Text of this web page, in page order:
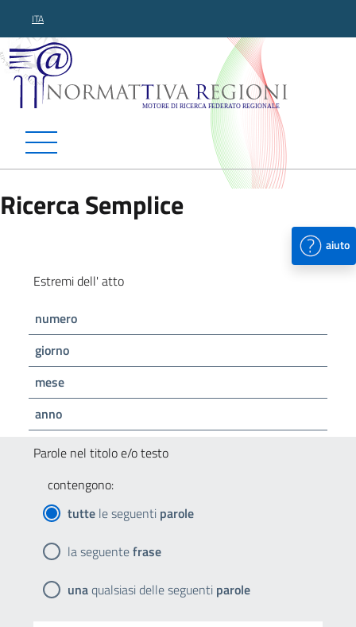
ITA
Normattiva Regioni -
Ricerca Semplice
aiuto
Estremi dell' atto
numero
giorno
mese
anno
Parole nel titolo e/o testo
contengono:
tutte le seguenti parole
la seguentefrase
unaqualsiasi delle seguenti parole